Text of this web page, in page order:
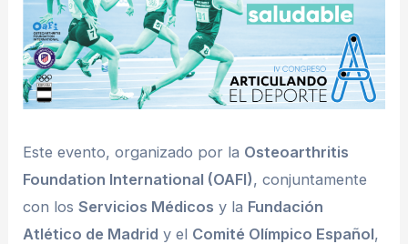
Este evento, organizado por la Osteoarthritis
Foundation International (OAFI), conjuntamente
con losServicios Médicos y la Fundación
Atlético de Madrid y el Comité Olímpico Español,